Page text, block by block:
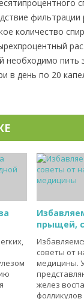
фильтрации
количество
необходимо пить
в день по 20
прыщей,
советы от
медицины.
желез